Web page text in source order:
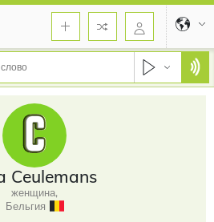
Ceulemans
женщина,
Бельгия